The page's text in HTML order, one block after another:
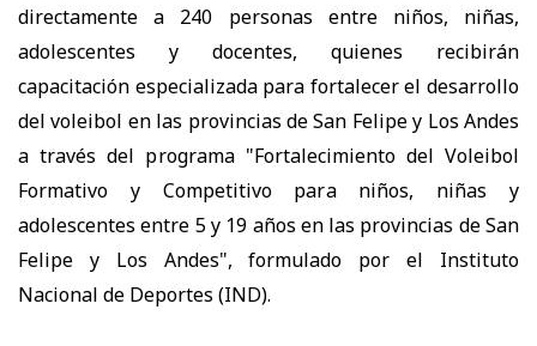
directamente a 240 personas entre niños, niñas,
adolescentes y docentes, quienes recibirán
capacitación especializada para fortalecer el desarrollo
del voleibol en las provincias de San Felipe y Los Andes
a través del programa "Fortalecimiento del Voleibol
Formativo y Competitivo para niños, niñas y
adolescentes entre 5 y 19 años en las provincias de San
Felipe y Los Andes", formulado por el Instituto
Nacional de Deportes (IND).